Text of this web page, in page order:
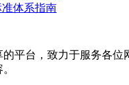
准体系指南
平台，致力于服务各